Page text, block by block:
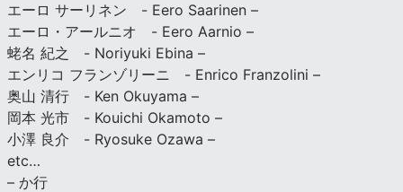
エーロ サーリネン - Eero Saarinen –
エーロ・アールニオ - Eero Aarnio –
蛯名 紀之 - Noriyuki Ebina –
エンリコ フランゾリーニ - Enrico Franzolini –
奥山 清行 - Ken Okuyama –
岡本 光市 - Kouichi Okamoto –
小澤 良介 - Ryosuke Ozawa –
etc…
– か行